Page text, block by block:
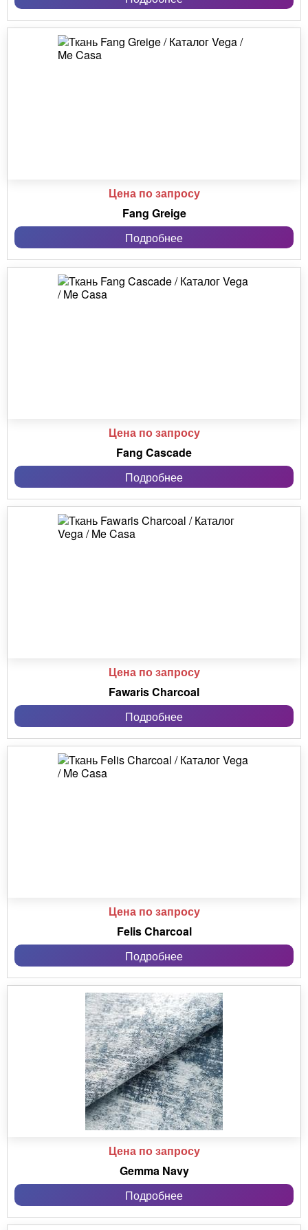
Цена по запросу
Fang Greige
Подробнее
Цена по запросу
Fang Cascade
Подробнее
Цена по запросу
Fawaris Charcoal
Подробнее
Цена по запросу
Felis Charcoal
Подробнее
Цена по запросу
Gemma Navy
Подробнее